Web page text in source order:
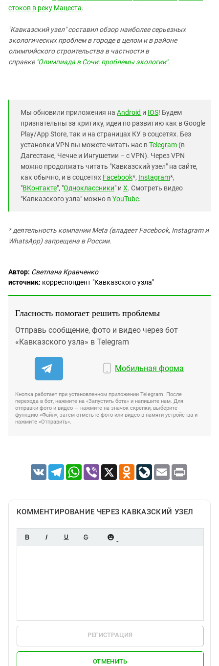
стоков в реку Мацеста.
"Кавказский узел"составил обзор наиболее серьезных
экологических проблемв городе в целом и в районе
олимпийского строительства в частности в
справке "Олимпиада в Сочи: проблемы экологии".
Мы обновили приложения на Android и IOS! Будем
признательны за критику, идеи по развитию как в Google
Play/App Store, так и на страницах КУ в соцсетях. Без
установки VPN вы можете читать нас вTelegram (в
Дагестане, Чечне и Ингушетии – с VPN). Через VPN
можно продолжать читать "Кавказский узел" на сайте,
как обычно, и в соцсетях Facebook*, Instagram*,
"ВКонтакте", "Одноклассники" и X. Смотреть видео
"Кавказского узла" можно вYouTube.
* деятельность компании Meta (владеет Facebook, Instagram и
WhatsApp) запрещена в России.
Автор: Светлана Кравченко
источник: корреспондент "Кавказского узла"
Гласность помогает решить проблемы
Отправь сообщение, фото и видео через бот
«Кавказского узла» в Telegram
Мобильная форма
Кнопка работает при установленном приложении Telegram. После
перехода в бот, нажмите на «Запустить бота» и напишите нам. Для
отправки фото и видео — нажмите на значок скрепки, выберите
функцию «Файл», затем отметьте фото или видео в памяти устройства и
нажмите «Отправить».
VK TelegramWhatsApp
Viber X Odnoklassniki
LiveJournal
Email Print
КОММЕНТИРОВАНИЕ ЧЕРЕЗ КАВКАЗСКИЙ УЗЕЛ
РЕГИСТРАЦИЯ
ОТМЕНИТЬ